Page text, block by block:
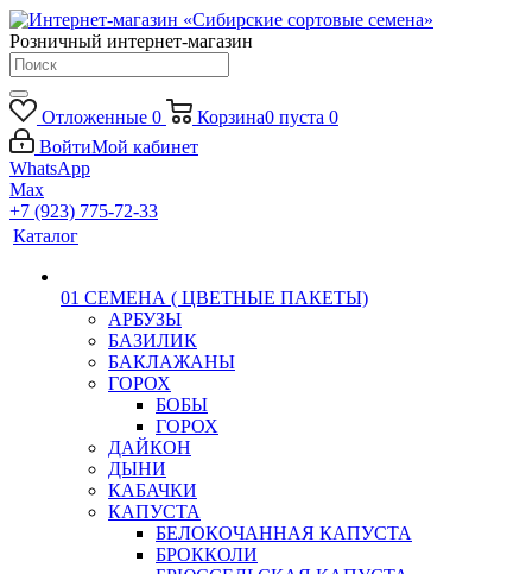
Розничный интернет-магазин
Отложенные 0 Корзина0 пуста 0
ВойтиМой кабинет
WhatsApp
Max
+7 (923) 775-72-33
Каталог
01 СЕМЕНА ( ЦВЕТНЫЕ ПАКЕТЫ)
АРБУЗЫ
БАЗИЛИК
БАКЛАЖАНЫ
ГОРОХ
БОБЫ
ГОРОХ
ДАЙКОН
ДЫНИ
КАБАЧКИ
КАПУСТА
БЕЛОКОЧАННАЯ КАПУСТА
БРОККОЛИ